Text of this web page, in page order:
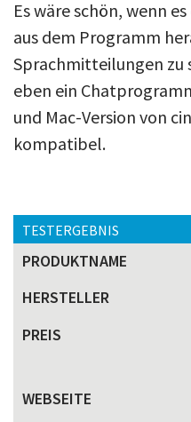
Es wäre schön, wenn
aus dem Programm
Sprachmitteilungen zu
eben ein
und Mac-Version von
kompatibel.
TESTERGEBNIS
PRODUKTNAME
HERSTELLER
PREIS
WEBSEITE